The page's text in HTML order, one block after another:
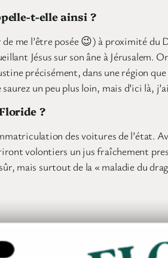
t-elle ainsi ?
me l’être posée 😉) à proximité du
Jésus sur son âne à Jérusalem.
précisément, dans une région
un peu plus loin, mais d’ici là,
?
des voitures de l’état.
volontiers un jus fraîchement
mais surtout de la « maladie du